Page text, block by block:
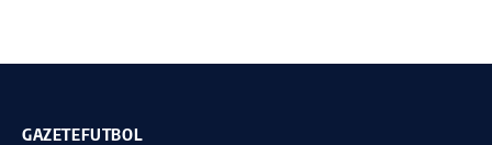
GAZETEFUTBOL